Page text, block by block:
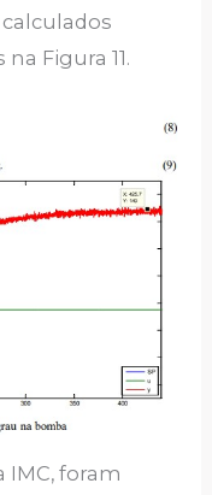
Figura 11.
IMC, foram